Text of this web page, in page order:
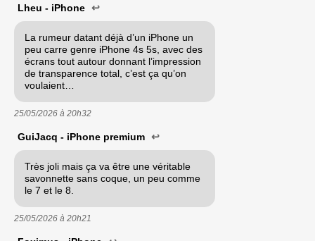
Lheu - iPhone ↩
La rumeur datant déjà d’un iPhone un
peu carre genre iPhone 4s 5s, avec des
écrans tout autour donnant l’impression
de transparence total, c’est ça qu’on
voulaient…
25/05/2026 à 20h32
GuiJacq - iPhone premium ↩
Très joli mais ça va être une véritable
savonnette sans coque, un peu comme
le 7 et le 8.
25/05/2026 à 20h21